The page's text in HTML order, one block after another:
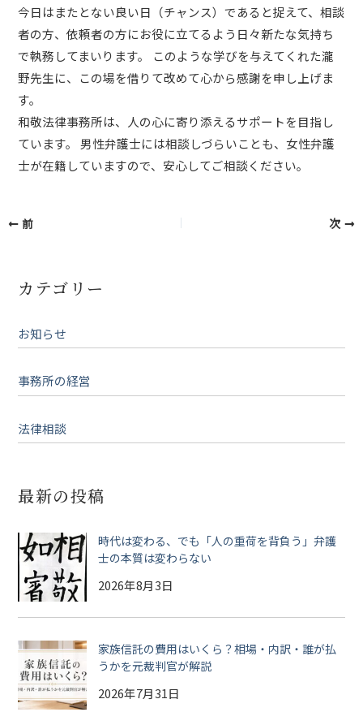
今日はまたとない良い日（チャンス）であると捉えて、相談
者の方、依頼者の方にお役に立てるよう日々新たな気持ち
で執務してまいります。 このような学びを与えてくれた瀧
野先生に、この場を借りて改めて心から感謝を申し上げま
す。
和敬法律事務所は、人の心に寄り添えるサポートを目指し
ています。 男性弁護士には相談しづらいことも、女性弁護
士が在籍していますので、安心してご相談ください。
前 次
カテゴリー
お知らせ
事務所の経営
法律相談
最新の投稿
時代は変わる、でも「人の重荷を背負う」弁護
士の本質は変わらない
2026年8月3日
家族信託の費用はいくら？相場・内訳・誰が払
うかを元裁判官が解説
2026年7月31日